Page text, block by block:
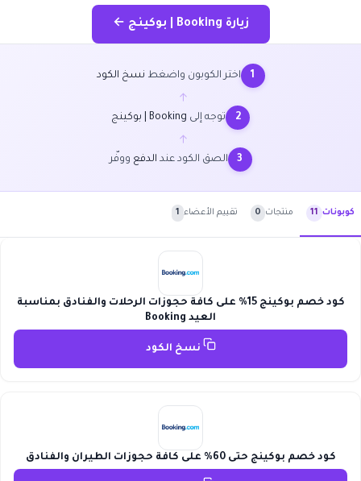
زيارة Booking | بوكينج ←
1 اختر الكوبون واضغط نسخ الكود
←
2 توجه إلى Booking | بوكينج
←
3 الصق الكود عند الدفع ووفّر
كوبونات 11 منتجات 0 تقييم الأعضاء 1
كود خصم بوكينج 15% على كافة حجوزات الرحلات والفنادق بمناسبة
العيد Booking
نسخ الكود
كود خصم بوكينج حتى 60% على كافة حجوزات الطيران والفنادق